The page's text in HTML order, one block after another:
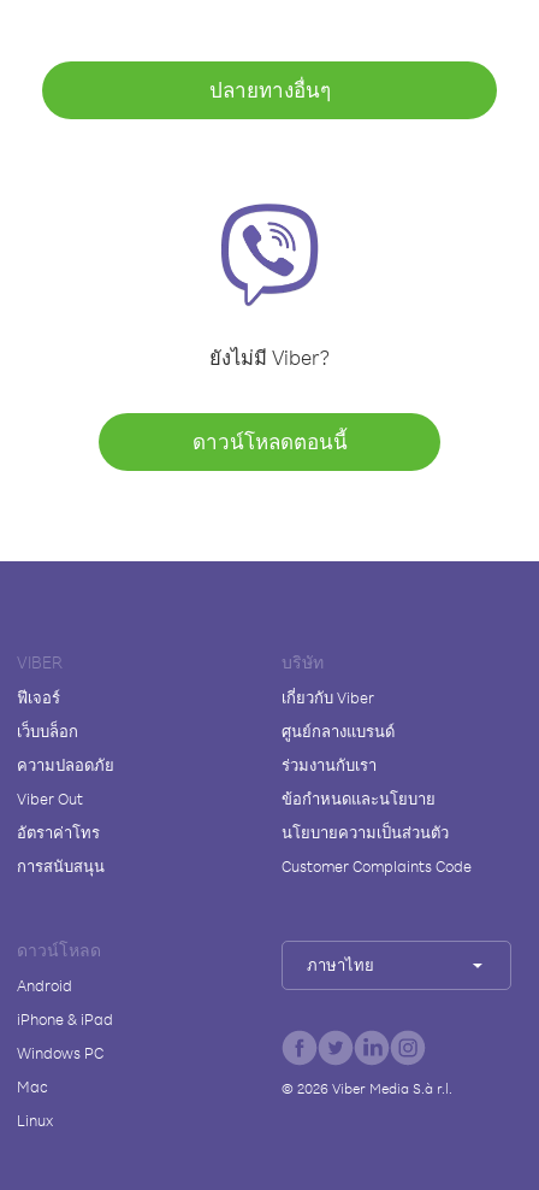
ปลายทางอื่นๆ
ยังไม่มี Viber?
ดาวน์โหลดตอนนี้
VIBER
ฟีเจอร์
เว็บบล็อก
ความปลอดภัย
Viber Out
อัตราค่าโทร
การสนับสนุน
บริษัท
เกี่ยวกับ Viber
ศูนย์กลางแบรนด์
ร่วมงานกับเรา
ข้อกำหนดและนโยบาย
นโยบายความเป็นส่วนตัว
Customer Complaints Code
ดาวน์โหลด
Android
iPhone & iPad
Windows PC
Mac
Linux
ภาษาไทย
© 2026Viber Media S.à r.l.